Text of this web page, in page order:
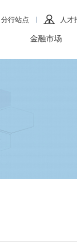
分行站点 人才
金融市场